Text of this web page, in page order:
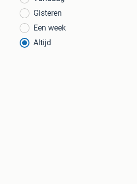
Gisteren
Een week
Altijd